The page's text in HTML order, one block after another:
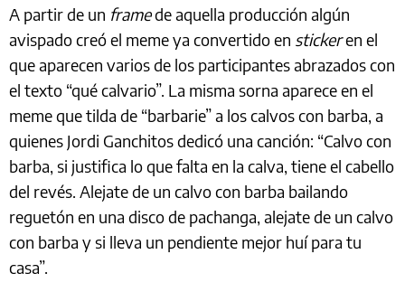
A partir de un framede aquella producción algún
avispado creó el meme ya convertido en stickeren el
que aparecen varios de los participantes abrazados con
el texto “qué calvario”. La misma sorna aparece en el
meme que tilda de “barbarie” a los calvos con barba, a
quienes Jordi Ganchitos dedicó una canción: “Calvo con
barba, si justifica lo que falta en la calva, tiene el cabello
del revés. Alejate de un calvo con barba bailando
reguetón en una disco de pachanga, alejate de un calvo
con barba y si lleva un pendiente mejor huí para tu
casa”.